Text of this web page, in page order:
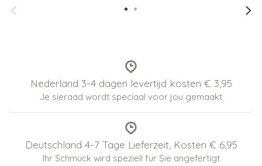
Nederland 3-4 dagen levertijd kosten € 3,95
Je sieraad wordt speciaal voor jou gemaakt
Deutschland 4-7 Tage Lieferzeit, Kosten € 6,95
Ihr Schmuck wird speziell für Sie angefertigt